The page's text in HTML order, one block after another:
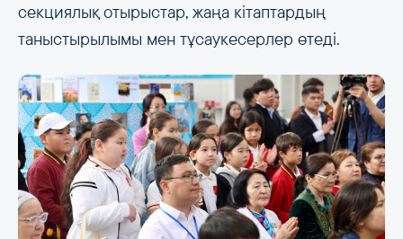
секциялық отырыстар, жаңа кітаптардың
таныстырылымы мен тұсаукесерлер өтеді.